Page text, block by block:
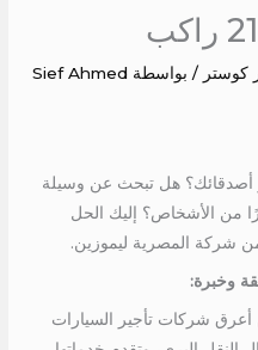
كوستر / بواسطة Sief Ahmed
أصدقائك؟ هل تبحث عن وسيلة
من الأشخاص؟ إليك الحل
شركة المصرية ليموزين.
وخبرة:
شركات تأجير السيارات